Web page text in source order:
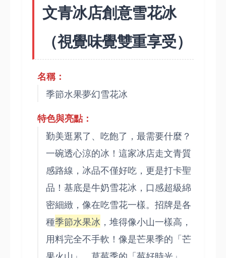
文青冰店創意雪花冰
（視覺味覺雙重享受）
名稱：
季節水果夢幻雪花冰
特色與亮點：
勤美逛累了、吃飽了，最需要什麼？
一碗透心涼的冰！這家冰店走文青質
感路線，冰品不僅好吃，更是打卡聖
品！基底是牛奶雪花冰，口感超級綿
密細緻，像在吃雪花一樣。招牌是各
種季節水果冰 ，堆得像小山一樣高，
用料完全不手軟！像是芒果季的「芒
果火山」、草莓季的「莓好時光」，